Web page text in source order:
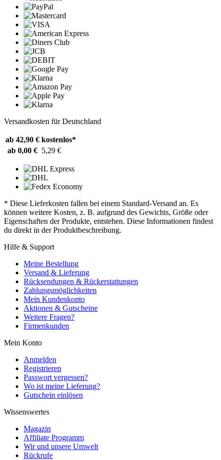
Versandkosten für Deutschland
ab 42,90 € kostenlos*
ab 0,00 € 5,29 €
* Diese Lieferkosten fallen bei einem Standard-Versand an. Es
können weitere Kosten, z. B. aufgrund des Gewichts, Größe oder
Eigenschaften der Produkte, entstehen. Diese Informationen findest
du direkt in der Produktbeschreibung.
Hilfe & Support
Meine Bestellung
Versand & Lieferung
Rücksendungen & Rückerstattungen
Zahlungsmöglichkeiten
Mein Kundenkonto
Aktionen & Gutscheine
Weitere Fragen?
Firmenkunden
Mein Konto
Anmelden
Registrieren
Passwort vergessen?
Wo ist meine Lieferung?
Gutschein einlösen
Wissenswertes
Magazin
Affiliate Programm
Wir und unsere Umwelt
Rückrufe